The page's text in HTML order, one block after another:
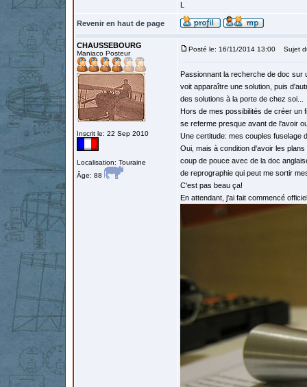
L
Revenir en haut de page
CHAUSSEBOURG
Maniaco Posteur
Inscrit le: 22 Sep 2010
Localisation: Touraine
Âge: 88
Posté le: 16/11/2014 13:00 Sujet
Passionnant la recherche de doc sur
voit apparaître une solution, puis
des solutions à la porte de chez soi...
Hors de mes possibilités de créer un
se referme presque avant de l'avoir
Une certitude: mes couples fuselage
Oui, mais à condition d'avoir les
coup de pouce avec de la doc
de reprographie qui peut me sortir
C'est pas beau ça!
En attendant, j'ai fait commencé